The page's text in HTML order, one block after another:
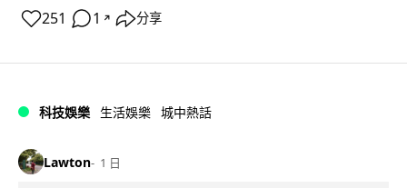
251 1 ↗ 分享
科技娛樂 生活娛樂 城中熱話
Lawton 1 日